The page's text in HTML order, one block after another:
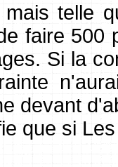
telle
faire 500
Si la
devant
que si